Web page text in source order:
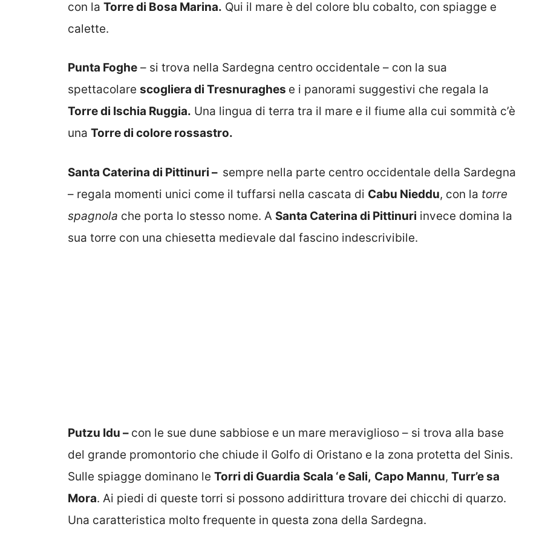
con la Torre di Bosa Marina. Qui il mare è del colore blu cobalto, con spiagge e
calette.
Punta Foghe – si trova nella Sardegna centro occidentale – con la sua
spettacolare scogliera di Tresnuraghes e i panorami suggestivi che regala la
Torre di Ischia Ruggia. Una lingua di terra tra il mare e il fiume alla cui sommità c’è
una Torre di colore rossastro.
Santa Caterina di Pittinuri – sempre nella parte centro occidentale della Sardegna
– regala momenti unici come il tuffarsi nella cascata di Cabu Nieddu, con la torre
spagnola che porta lo stesso nome. A Santa Caterina di Pittinuri invece domina la
sua torre con una chiesetta medievale dal fascino indescrivibile.
Putzu Idu – con le sue dune sabbiose e un mare meraviglioso – si trova alla base
del grande promontorio che chiude il Golfo di Oristano e la zona protetta del Sinis.
Sulle spiagge dominano le Torri di Guardia Scala ‘e Sali, Capo Mannu, Turr’e sa
Mora. Ai piedi di queste torri si possono addirittura trovare dei chicchi di quarzo.
Una caratteristica molto frequente in questa zona della Sardegna.